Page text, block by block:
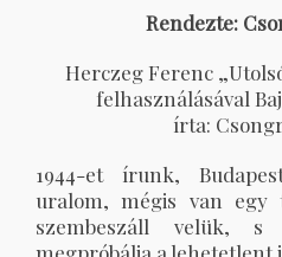
Rendezte:
Herczeg Ferenc
felhasználásával
írta:
1944-et írunk,
uralom, mégis van egy
szembeszáll velük,